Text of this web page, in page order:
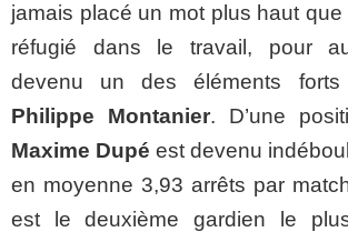
jamais placé un mot plus haut que
réfugié dans le travail, pour
devenu un des éléments
Philippe Montanier. D’une
Maxime Dupé est devenu
en moyenne 3,93 arrêts par
est le deuxième gardien le